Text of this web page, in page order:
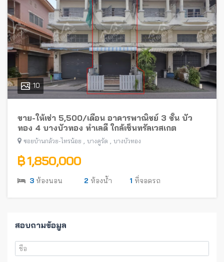
10
ขาย-ให้เช่า 5,500/เดือน อาคารพาณิชย์ 3 ชั้น บัว
ทอง 4 บางบัวทอง ทำเลดี ใกล้เซ็นทรัลเวสเกต
ซอยบ้านกล้วย-ไทรน้อย บางคูรัด บางบัวทอง
฿ 1,850,000
3 ห้องนอน 2 ห้องน้ำ 1 ที่จอดรถ
สอบถามข้อมูล